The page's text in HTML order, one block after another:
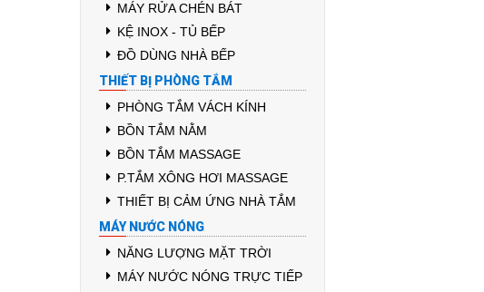
MÁY RỬA CHÉN BÁT
KỆ INOX - TỦ BẾP
ĐỒ DÙNG NHÀ BẾP
THIẾT BỊ PHÒNG TẮM
PHÒNG TẮM VÁCH KÍNH
BỒN TẮM NẰM
BỒN TẮM MASSAGE
P.TẮM XÔNG HƠI MASSAGE
THIẾT BỊ CẢM ỨNG NHÀ TẮM
MÁY NƯỚC NÓNG
NĂNG LƯỢNG MẶT TRỜI
MÁY NƯỚC NÓNG TRỰC TIẾP